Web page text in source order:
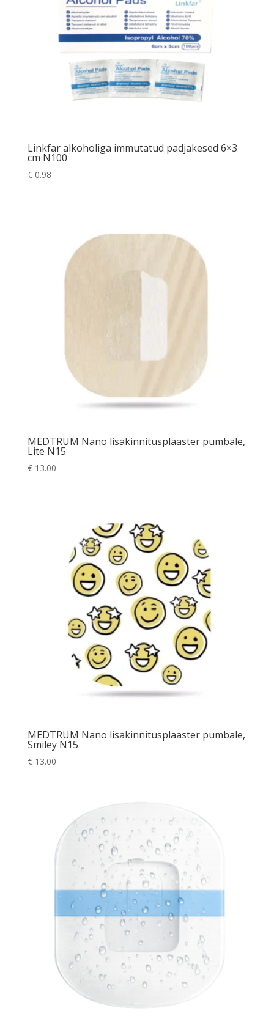
Linkfar alkoholiga immutatud padjakesed 6×3
cm N100
€0.98
MEDTRUM Nano lisakinnitusplaaster pumbale,
Lite N15
€13.00
MEDTRUM Nano lisakinnitusplaaster pumbale,
Smiley N15
€13.00